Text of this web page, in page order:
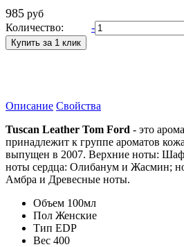
985 руб
Количество: -
Описание Свойства
Tuscan Leather Tom Ford - это
принадлежит к группе ароматов
выпущен в 2007. Верхние ноты:
ноты сердца: Олибанум и Жасмин;
Амбра и Древесные ноты.
Объем 100мл
Пол Женские
Тип EDP
Вес 400